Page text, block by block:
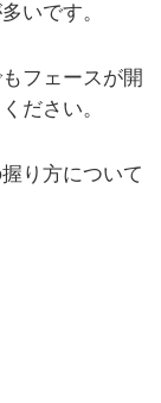
いです。
フェースが開
ださい。
り方について